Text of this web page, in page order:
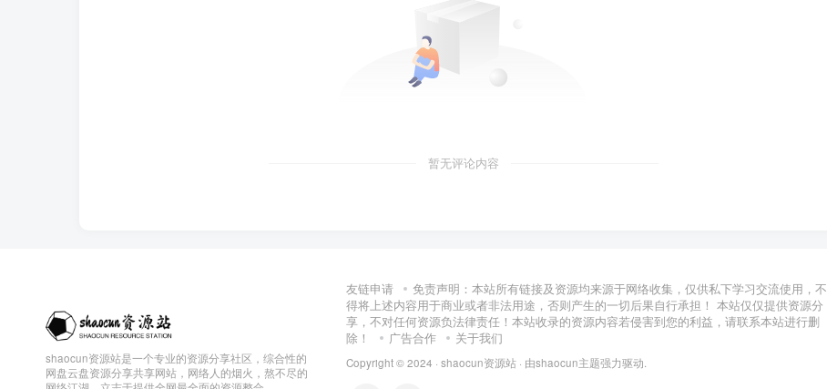
暂无评论内容
shaocun资源站是一个专业的资源分享社区，综合性的
网盘云盘资源分享共享网站，网络人的烟火，熬不尽的
友链申请
免责声明：本站所有链接及资源均来源于网络收集，仅供私下学习交流使用，不
得将上述内容用于商业或者非法用途，否则产生的一切后果自行承担！ 本站仅仅提供资源分
享，不对任何资源负法律责任！本站收录的资源内容若侵害到您的利益，请联系本站进行删
除！
广告合作 关于我们
Copyright © 2024 · shaocun资源站 · 由shaocun主题强力驱动.